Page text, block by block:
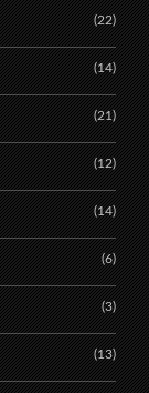
(22)
(14)
(21)
(12)
(14)
(6)
(3)
(13)